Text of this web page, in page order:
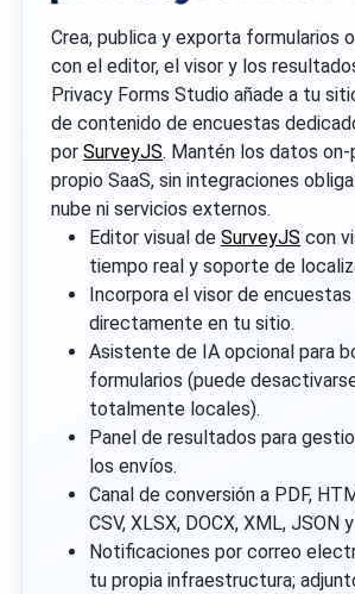
Crea, publica y exporta formularios
con el editor, el visor y los
Privacy Forms Studio añade a tu
de contenido de encuestas
por SurveyJS. Mantén los datos
propio SaaS, sin integraciones
nube ni servicios externos.
Editor visual de SurveyJS con
tiempo real y soporte de
Incorpora el visor de
directamente en tu sitio.
Asistente de IA opcional para
formularios (puede
totalmente locales).
Panel de resultados para
los envíos.
Canal de conversión a PDF,
CSV, XLSX, DOCX, XML, JSON
Notificaciones por correo
tu propia infraestructura;